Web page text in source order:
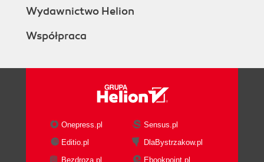
Wydawnictwo Helion
Współpraca
Onepress.pl
Sensus.pl
Editio.pl
DlaBystrzakow.pl
Bezdroza.pl
Ebookpoint.pl